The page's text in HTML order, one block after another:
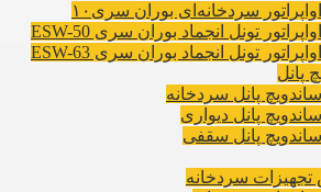
اواپراتور سردخانه‌ای بوران سری۱۰
اواپراتور تونل انجماد بوران سری ESW-50
اواپراتور تونل انجماد بوران سری ESW-63
پانل
ساندویچ پانل سردخانه
ساندویچ پانل دیواری
ساندویچ پانل سقفی
سردخانه